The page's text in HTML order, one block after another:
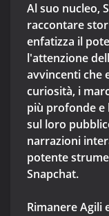
Al suo nucleo,
raccontare
enfatizza il
l'attenzione
avvincenti che
curiosità, i
più profonde
sul loro
narrazioni
potente
Snapchat.
Rimanere Agili